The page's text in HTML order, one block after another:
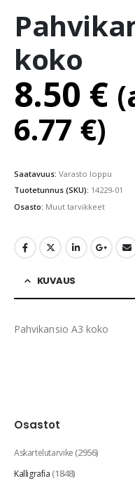
koko
8.50 €
6.77 €)
Saatavuus: Varasto loppu
Tuotetunnus (SKU): 14229-01
Osasto: Muut tarvikkeet
KUVAUS
Pahvikansio A3 koko
Osastot
Askartelutarvike(2956)
Kalligrafia(1848)